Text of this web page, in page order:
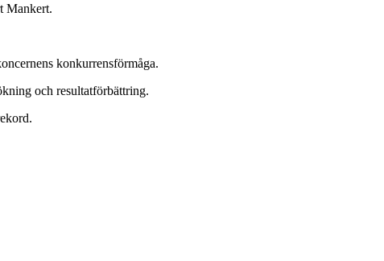
Mankert.
konkurrensförmåga.
och resultatförbättring.